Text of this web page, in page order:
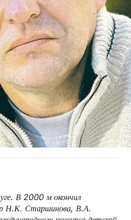
В 2000 м окончил
Н.К. Старшинова, В.А.